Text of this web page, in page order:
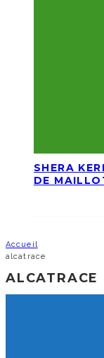
SHERA
DE
Accueil
alcatrace
ALCATRACE